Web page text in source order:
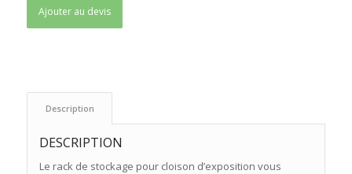
Ajouter au devis
Description
DESCRIPTION
Le rack de stockage pour cloison d’exposition vous